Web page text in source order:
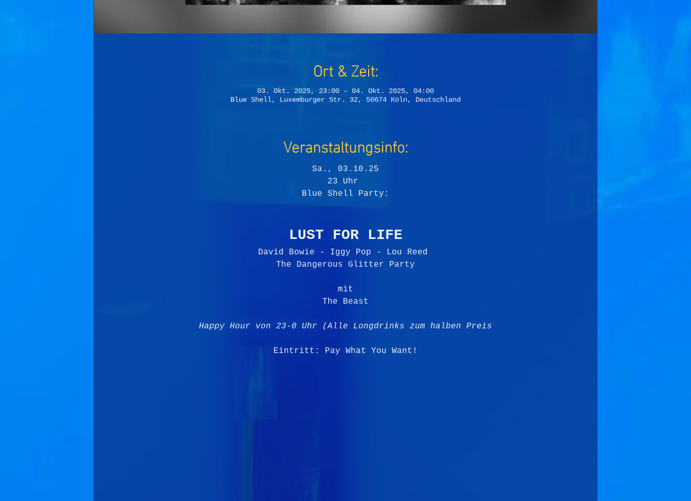
Ort & Zeit:
03. Okt. 2025, 23:00 – 04. Okt. 2025, 04:00
Blue Shell, Luxemburger Str. 32, 50674 Köln, Deutschland
Veranstaltungsinfo:
Sa., 03.10.25
23 Uhr
Blue Shell Party:
LUST FOR LIFE
David Bowie - Iggy Pop - Lou Reed
The Dangerous Glitter Party
mit
The Beast
Happy Hour von 23-0 Uhr (Alle Longdrinks zum halben Preis
Eintritt: Pay What You Want!